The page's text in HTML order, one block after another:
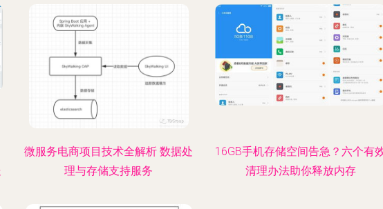
微服务电商项目技术全解析 数据处
理与存储支持服务
16GB手机存储空间告急？六个有
清理办法助你释放内存